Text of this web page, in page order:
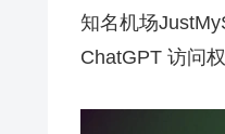
知名机场
ChatGPT 访问